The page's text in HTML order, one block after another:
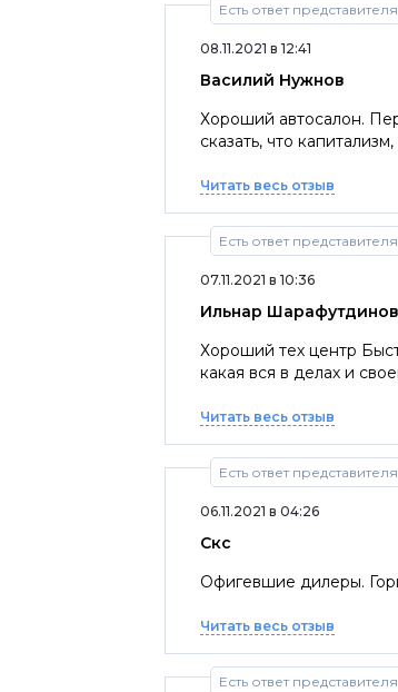
Есть ответ представителя
08.11.2021 в 12:41
Василий Нужнов
Хороший автосалон.
сказать, что
Читать весь отзыв
Есть ответ представителя
07.11.2021 в 10:36
Ильнар Шарафутдинов
Хороший тех центр
какая вся в делах и
Читать весь отзыв
Есть ответ представителя
06.11.2021 в 04:26
Скс
Офигевшие дилеры.
Читать весь отзыв
Есть ответ представителя